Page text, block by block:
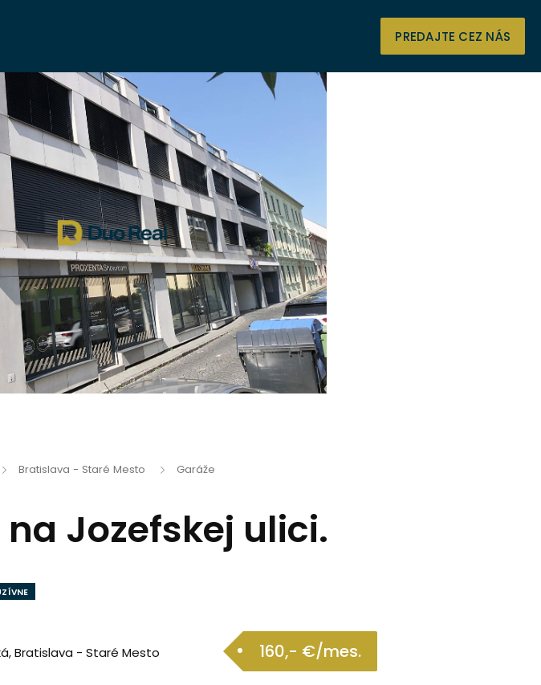
PREDAJTE CEZ NÁS
Bratislava - Staré Mesto Garáže
Jozefskej ulici.
Bratislava - Staré Mesto 160,- €/mes.